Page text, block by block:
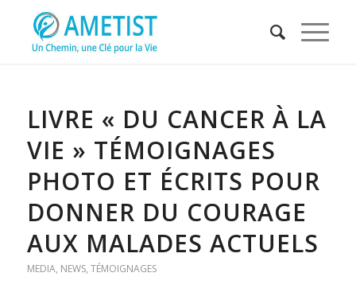
LIVRE « DU CANCER À LA
VIE » TÉMOIGNAGES
PHOTO ET ÉCRITS POUR
DONNER DU COURAGE
AUX MALADES ACTUELS
MEDIA, NEWS, TÉMOIGNAGES